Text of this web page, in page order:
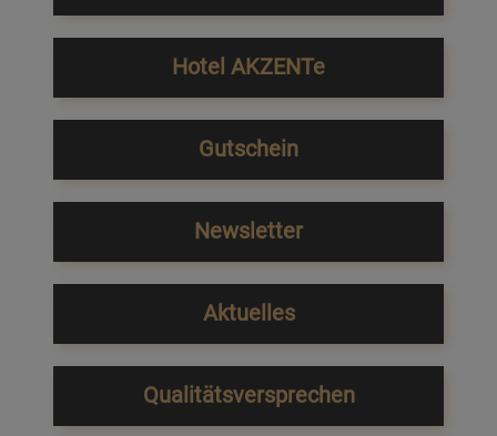
Hotel AKZENTe
Gutschein
Newsletter
Aktuelles
Qualitätsversprechen